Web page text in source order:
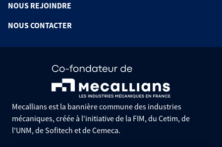
NOUS REJOINDRE
NOUS CONTACTER
Mecallians est la bannière commune des industries
mécaniques, créée à l'initiative de la FIM, du Cetim, de
l'UNM, de Sofitech et de Cemeca.